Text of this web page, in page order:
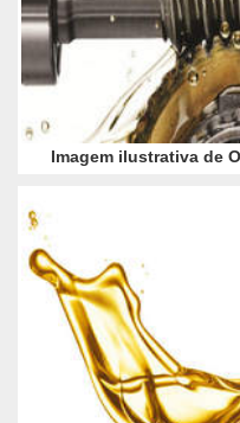
Imagem ilustrativa de